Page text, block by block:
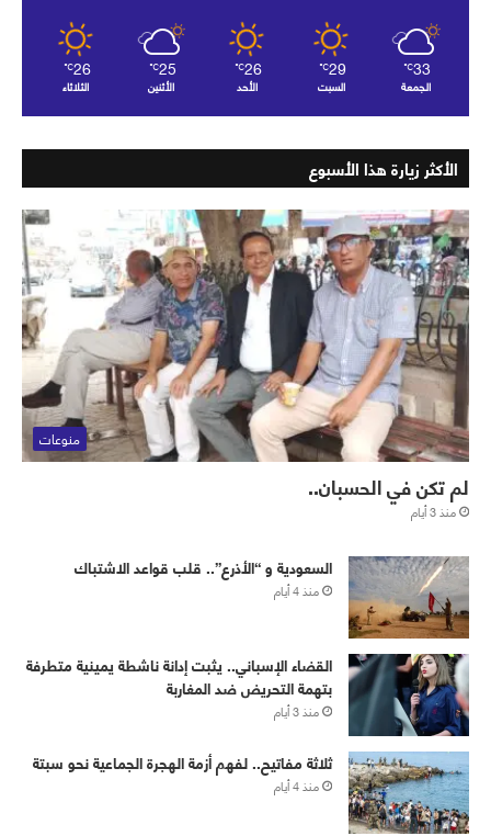
33
℃
الجمعة
29
℃
السبت
26
℃
الأحد
25
℃
الأثنين
26
℃
الثلاثاء
الأكثر زيارة هذا الأسبوع
منوعات
لم تكن في الحسبان..
منذ 3 أيام
‏⁧‫السعودية‬⁩ و “الأذرع”.. قلب قواعد الاشتباك
منذ 4 أيام
القضاء الإسباني.. يثبت إدانة ناشطة يمينية متطرفة
بتهمة التحريض ضد المغاربة
منذ 3 أيام
ثلاثة مفاتيح.. لفهم أزمة الهجرة الجماعية نحو سبتة
منذ 4 أيام